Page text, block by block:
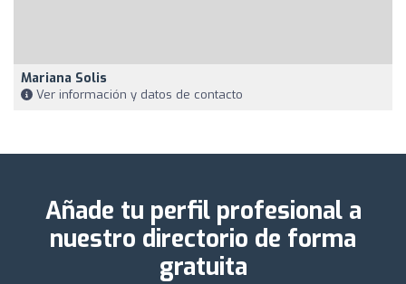
Mariana Solis
Ver información y datos de contacto
Añade tu perfil profesional a
nuestro directorio de forma
gratuita